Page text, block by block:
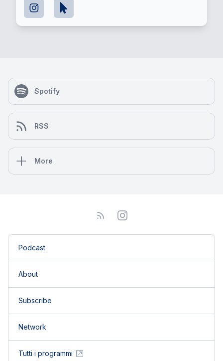
Spotify
RSS
More
Podcast
About
Subscribe
Network
Tutti i programmi